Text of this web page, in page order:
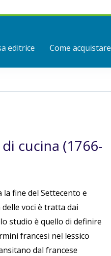
editrice Come acquistare
cucina (1766-
fine del Settecento e
voci è tratta dai
studio è quello di definire
francesi nel lessico
dal francese